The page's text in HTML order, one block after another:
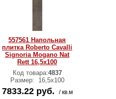
557561 Напольная
плитка Roberto Cavalli
Signoria Mogano Nat
Rett 16,5x100
Код товара:4837
Размер:
16,5x100
7833.22 руб. / кв.м